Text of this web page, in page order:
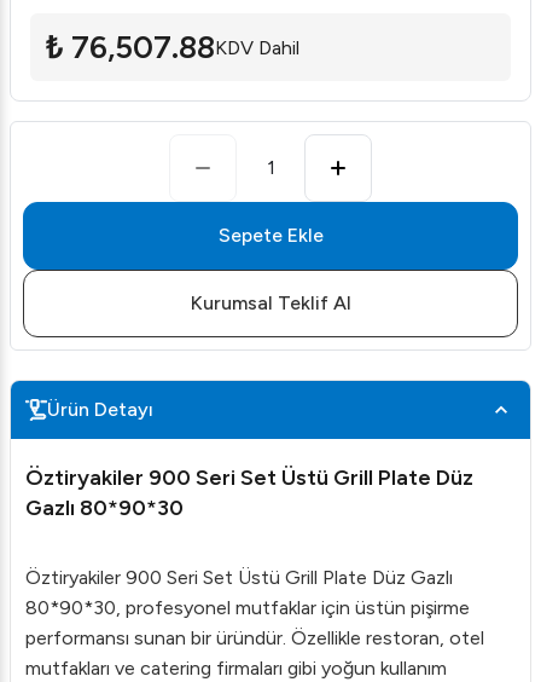
₺ 76,507.88KDV Dahil
1
Sepete Ekle
Kurumsal Teklif Al
Ürün Detayı
Öztiryakiler 900 Seri Set Üstü Grill Plate Düz
Gazlı 80*90*30
Öztiryakiler 900 Seri Set Üstü Grill Plate Düz Gazlı
80*90*30, profesyonel mutfaklar için üstün pişirme
performansı sunan bir üründür. Özellikle restoran, otel
mutfakları ve catering firmaları gibi yoğun kullanım